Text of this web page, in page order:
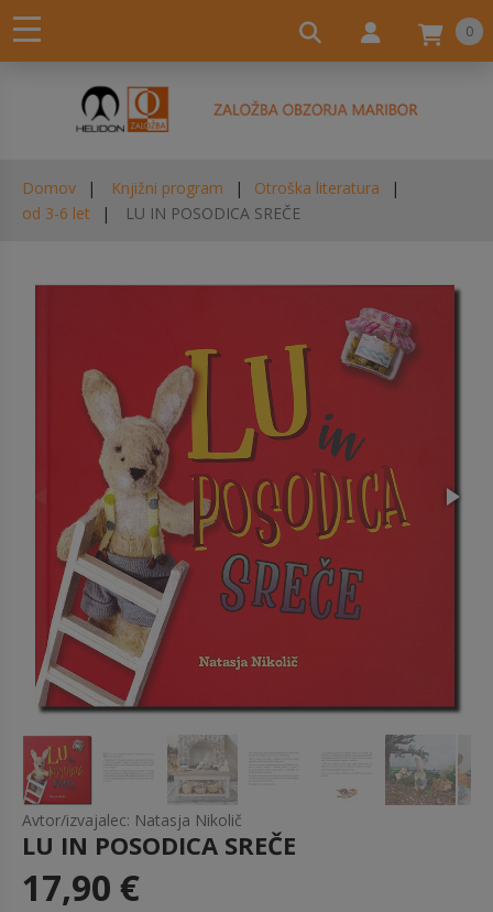
0
Domov Knjižni program
Otroška literatura
od 3-6 let
LU IN POSODICA SREČE
Avtor/izvajalec: Natasja Nikolič
LU IN POSODICA SREČE
17,90 €